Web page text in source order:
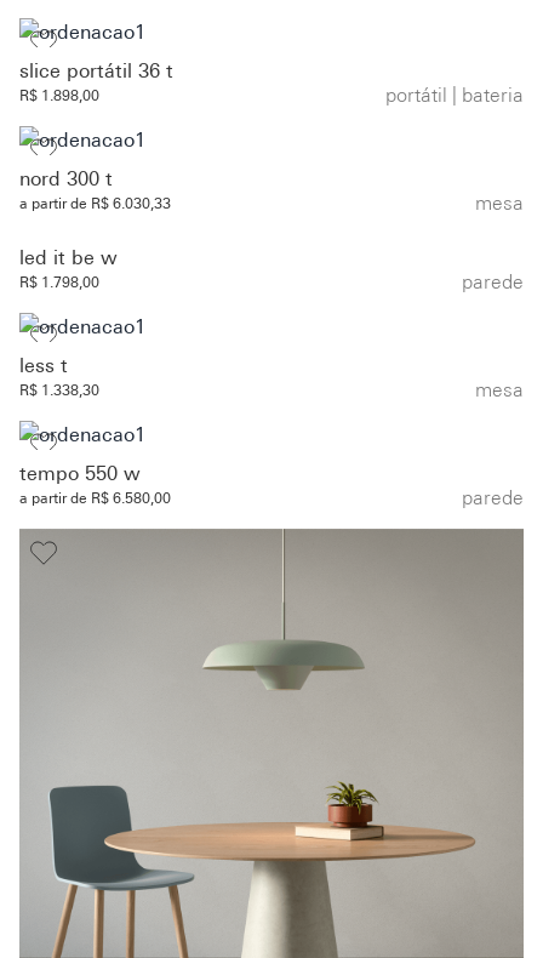
slice portátil 36 t
R$ 1.898,00 portátil | bateria
nord 300 t
a partir de R$ 6.030,33 mesa
led it be w
R$ 1.798,00 parede
less t
R$ 1.338,30 mesa
tempo 550 w
a partir de R$ 6.580,00 parede